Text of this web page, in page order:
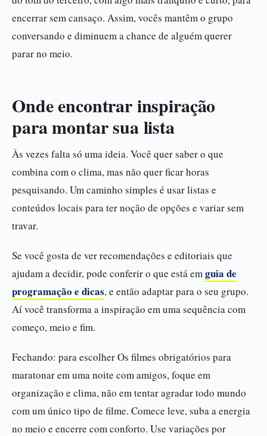
encerrar sem cansaço. Assim, vocês mantêm o grupo
conversando e diminuem a chance de alguém querer
parar no meio.
Onde encontrar inspiração
para montar sua lista
Às vezes falta só uma ideia. Você quer saber o que
combina com o clima, mas não quer ficar horas
pesquisando. Um caminho simples é usar listas e
conteúdos locais para ter noção de opções e variar sem
travar.
Se você gosta de ver recomendações e editoriais que
ajudam a decidir, pode conferir o que está emguia de
programação e dicas, e então adaptar para o seu grupo.
Aí você transforma a inspiração em uma sequência com
começo, meio e fim.
Fechando: para escolher Os filmes obrigatórios para
maratonar em uma noite com amigos, foque em
organização e clima, não em tentar agradar todo mundo
com um único tipo de filme. Comece leve, suba a energia
no meio e encerre com conforto. Use variações por